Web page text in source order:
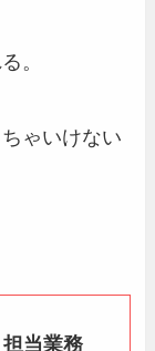
。
ゃいけない
当業務